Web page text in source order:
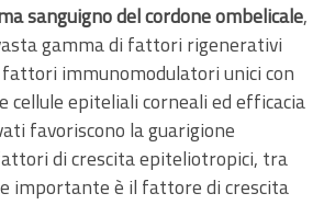
sanguigno del cordone ombelicale,
gamma di fattori rigenerativi
immunomodulatori unici con
epiteliali corneali ed efficacia
favoriscono la guarigione
di crescita epiteliotropici, tra
importante è il fattore di crescita